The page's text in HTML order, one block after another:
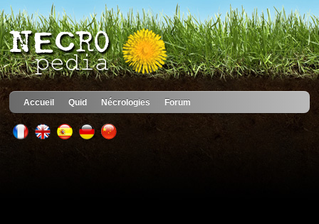
Accueil Quid Nécrologies Forum